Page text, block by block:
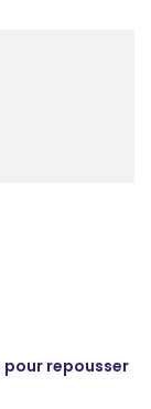
pour repousser